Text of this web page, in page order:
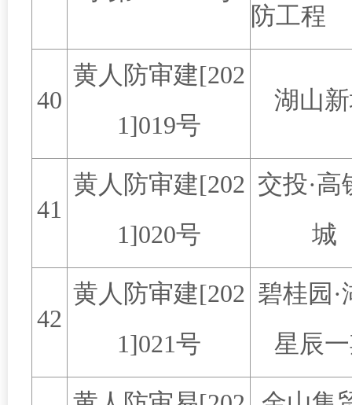
防工程
40
黄人防审建[202
1]019号
湖山
41
黄人防审建[202
1]020号
交投·高
城
42
黄人防审建[202
1]021号
碧桂园 ·
星辰